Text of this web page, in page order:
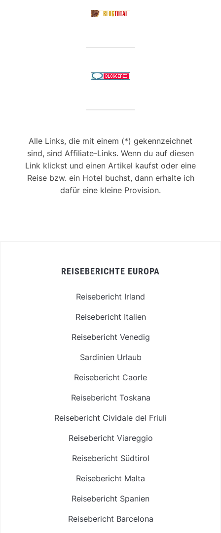
Alle Links, die mit einem (*) gekennzeichnet
sind, sind Affiliate-Links. Wenn du auf diesen
Link klickst und einen Artikel kaufst oder eine
Reise bzw. ein Hotel buchst, dann erhalte ich
dafür eine kleine Provision.
REISEBERICHTE EUROPA
Reisebericht Irland
Reisebericht Italien
Reisebericht Venedig
Sardinien Urlaub
Reisebericht Caorle
Reisebericht Toskana
Reisebericht Cividale del Friuli
Reisebericht Viareggio
Reisebericht Südtirol
Reisebericht Malta
Reisebericht Spanien
Reisebericht Barcelona